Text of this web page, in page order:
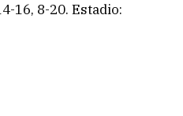
16, 8-20. Estadio: